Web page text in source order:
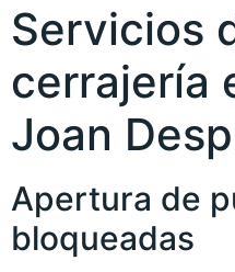
Servicios
cerrajería
Joan
Apertura de
bloqueadas